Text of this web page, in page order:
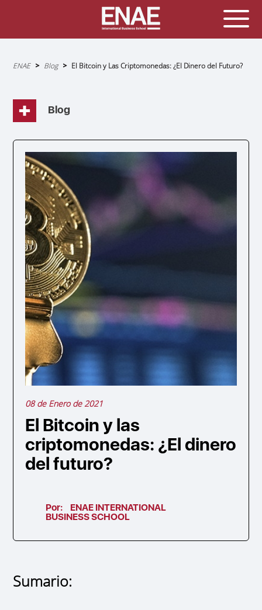
Sobrescribir
la
navegación
ENAE Blog El Bitcoin y Las Criptomonedas: ¿El Dinero del Futuro?
Blog
08 de Enero de 2021
El Bitcoin y las
criptomonedas: ¿El dinero
del futuro?
Por:
ENAE INTERNATIONAL
BUSINESS SCHOOL
Sumario: